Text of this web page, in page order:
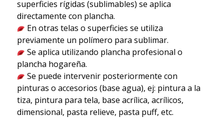
superficies rígidas (sublimables) se aplica
directamente con plancha.
En otras telas o superficies se utiliza
previamente un polímero para sublimar.
Se aplica utilizando plancha profesional o
plancha hogareña.
Se puede intervenir posteriormente con
pinturas o accesorios (base agua), ej: pintura a la
tiza, pintura para tela, base acrílica, acrílicos,
dimensional, pasta relieve, pasta puff, etc.